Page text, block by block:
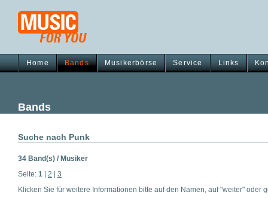
Home Bands Musikerbörse Service Links
Bands
Suche nach Punk
34 Band(s) / Musiker
Seite: 1 2
3
Klicken Sie für weitere Informationen bitte auf den Namen, auf "weiter" oder